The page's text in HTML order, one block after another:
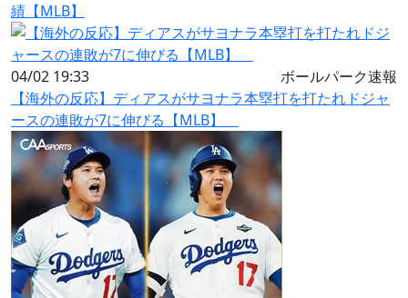
績【MLB】
04/02 19:33
ボールパーク速報
【海外の反応】ディアスがサヨナラ本塁打を打たれドジャ
ースの連敗が7に伸びる【MLB】